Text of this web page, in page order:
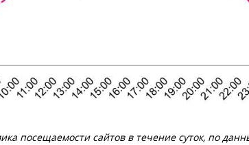
посещаемости сайтов в течение суток, по